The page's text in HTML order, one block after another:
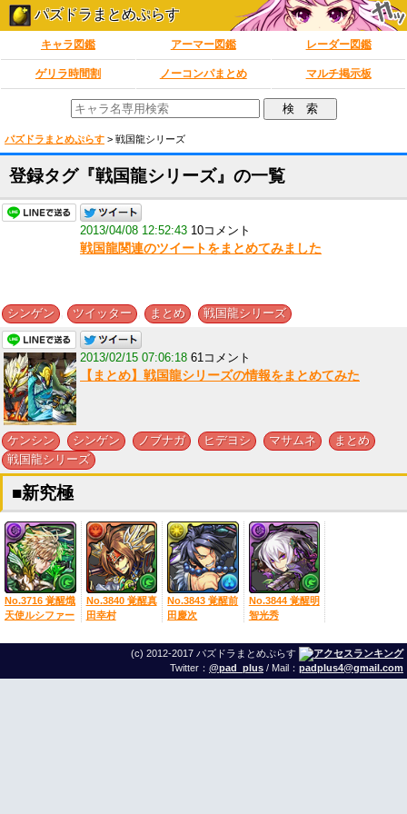
パズドラまとめぷらす
キャラ図鑑 アーマー図鑑 レーダー図鑑
ゲリラ時間割 ノーコンパまとめ マルチ掲示板
パズドラまとめぷらす > 戦国龍シリーズ
登録タグ『戦国龍シリーズ』の一覧
2013/04/08 12:52:43 10コメント
戦国龍関連のツイートをまとめてみました
シンゲン ツイッター まとめ 戦国龍シリーズ
2013/02/15 07:06:18 61コメント
【まとめ】戦国龍シリーズの情報をまとめてみた
ケンシン シンゲン ノブナガ ヒデヨシ マサムネ まとめ
戦国龍シリーズ
■新究極
No.3716 覚醒熾
天使ルシファー
No.3840 覚醒真
田幸村
No.3843 覚醒前
田慶次
No.3844 覚醒明
智光秀
(c) 2012-2017 パズドラまとめぷらす
Twitter： @pad_plus / Mail： padplus4@gmail.com